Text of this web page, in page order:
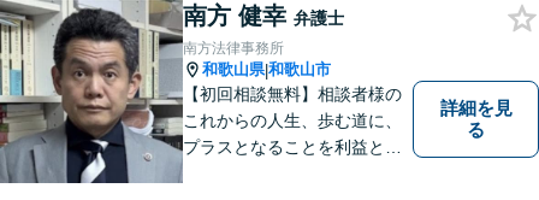
相談ください。あなたの灯り
となれるよう誠心誠意努めま
す。
南方 健幸 弁護士
南方法律事務所
和歌山県|和歌山市
【初回相談無料】相談者様の
これからの人生、歩む道に、
プラスとなることを利益と考
詳細を見
る